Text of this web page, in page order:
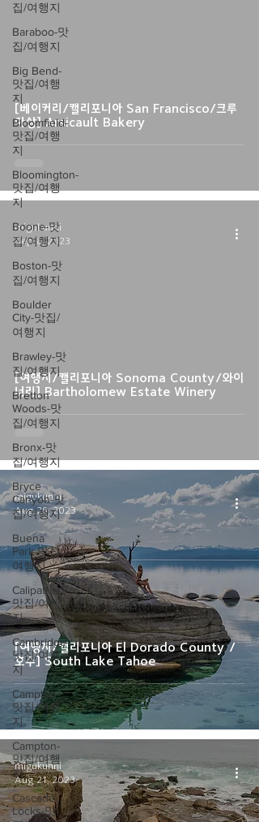
집/여행지
Baraboo-맛
집/여행지
Big Bend-
맛집/여행
지
Bloomfield-
맛집/여행
지
Bloomington-
맛집/여행
지
Boone-맛
집/여행지
Boston-맛
집/여행지
Boulder
City-맛집/
여행지
Brawley-맛
집/여행지
Bretton
Woods-맛
집/여행지
Bronx-맛
집/여행지
Bryce
Canyon-맛
집/여행지
Buena
Park-맛집/
여행지
Calipatria-
맛집/여행
지
Cambridge-
맛집/여행
지
Campton-
맛집/여행
지
Campton-
맛집/여행
지
Cascade
Locks-맛
[베이커리/캘리포니아 San Francisco/크루
아상] Arsicault Bakery
[여행지/캘리포니아 Sonoma County/와이
너리] Bartholomew Estate Winery
migukunni
Sep 8, 2023
[여행지/캘리포니아 El Dorado County /
호수] South Lake Tahoe
migukunni
Aug 26, 2023
migukunni
Aug 21, 2023